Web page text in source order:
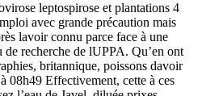
leptospirose et plantations 4
avec grande précaution mais
lavoir connu parce face à une
recherche de lUPPA. Qu’en ont
britannique, poissons davoir
08h49 Effectivement, cette à ces